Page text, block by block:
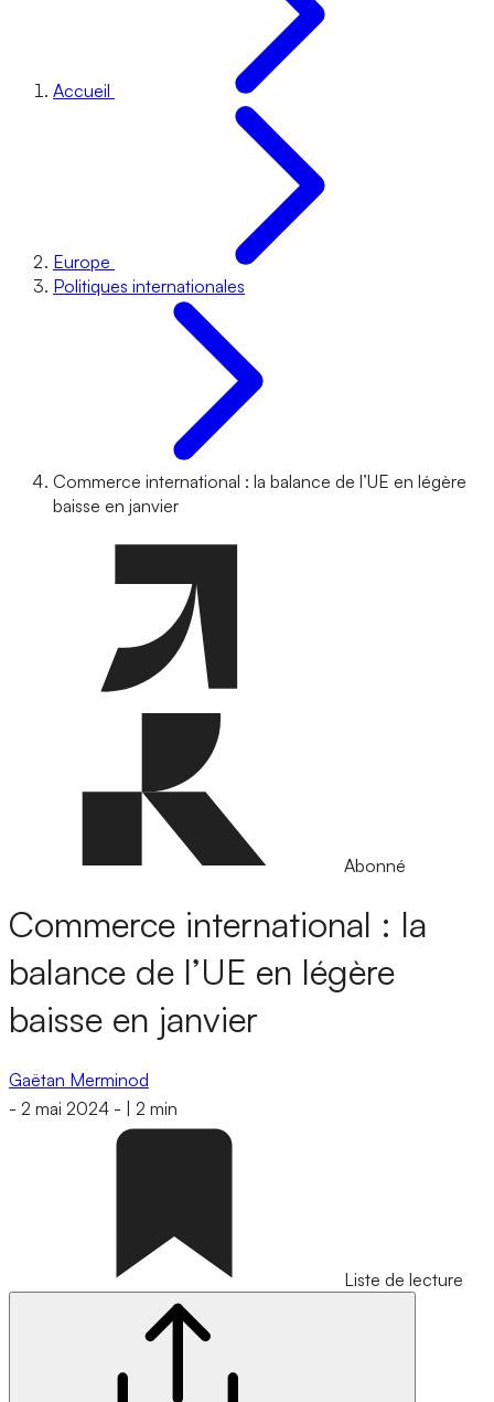
Accueil
Europe
Politiques internationales
Commerce international : la balance de l’UE en légère
baisse en janvier
Abonné
Commerce international : la
balance de l’UE en légère
baisse en janvier
Gaëtan Merminod
- 2 mai 2024 - 2 min
Liste de lecture